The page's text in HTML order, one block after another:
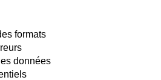
formats
données